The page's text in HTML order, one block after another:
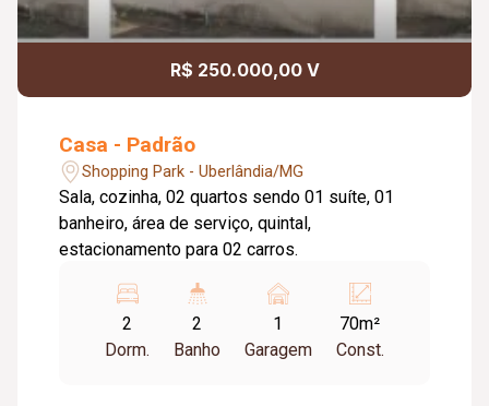
R$ 250.000,00 V
Casa - Padrão
Shopping Park - Uberlândia/MG
Sala, cozinha, 02 quartos sendo 01 suíte, 01
banheiro, área de serviço, quintal,
estacionamento para 02 carros.
2
Dorm.
2
Banho
1
Garagem
70m²
Const.